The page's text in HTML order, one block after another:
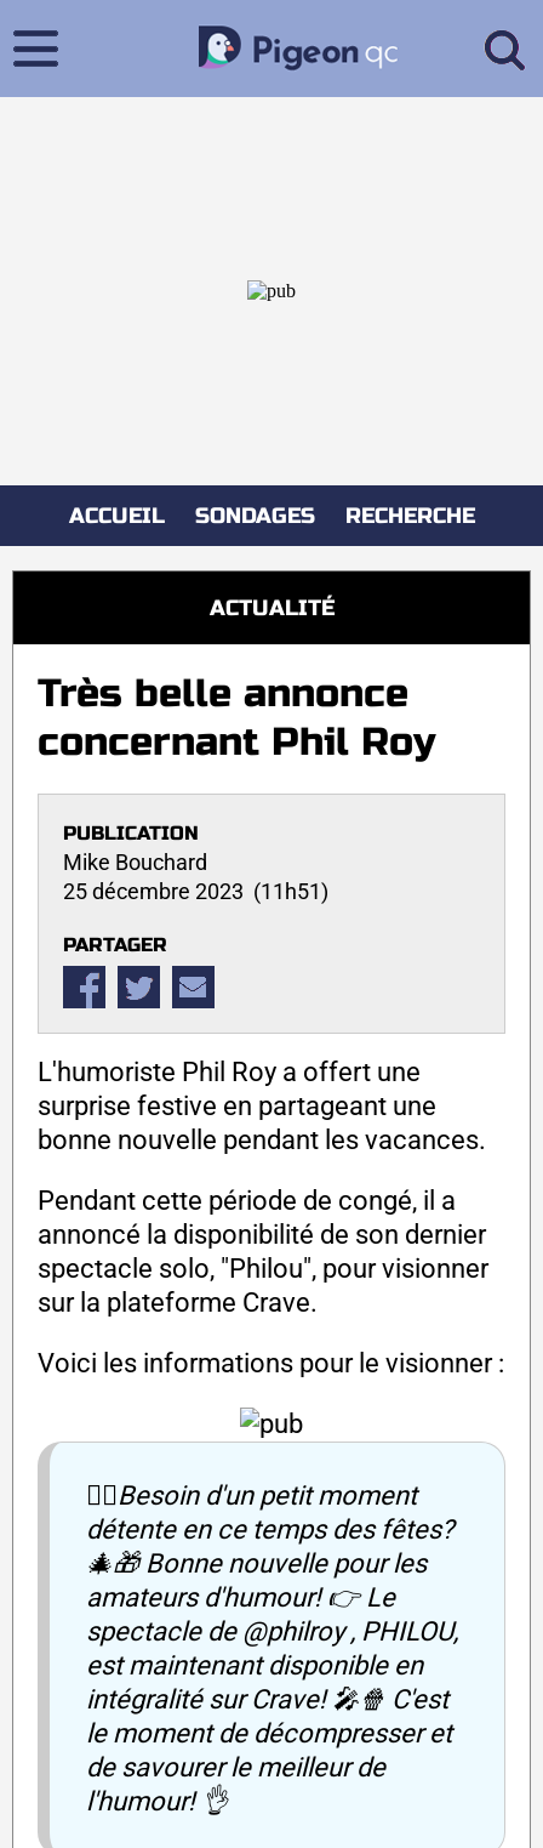
ACCUEIL SONDAGES RECHERCHE
ACTUALITÉ
Très belle annonce
concernant Phil Roy
PUBLICATION
Mike Bouchard
25 décembre 2023 (11h51)
PARTAGER
L'humoriste Phil Roy a offert une
surprise festive en partageant une
bonne nouvelle pendant les vacances.
Pendant cette période de congé, il a
annoncé la disponibilité de son dernier
spectacle solo, "Philou", pour visionner
sur la plateforme Crave.
Voici les informations pour le visionner :
😮‍💨Besoin d'un petit moment
détente en ce temps des fêtes?
🎄🎁 Bonne nouvelle pour les
amateurs d'humour! 👉 Le
spectacle de @philroy , PHILOU,
est maintenant disponible en
intégralité sur Crave! 🎤🍿 C'est
le moment de décompresser et
de savourer le meilleur de
l'humour! 👌